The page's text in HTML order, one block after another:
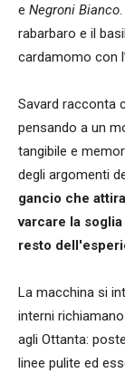
e Negroni Bianco
rabarbaro e il
cardamomo con
Savard racconta
pensando a un
tangibile e
degli argomenti
gancio che
varcare la
resto
La macchina si
interni
agli Ottanta:
linee pulite ed